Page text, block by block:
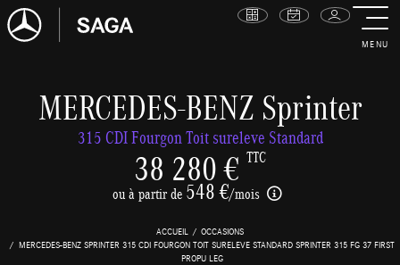
MENU
MERCEDES-BENZ Sprinter
315 CDI Fourgon Toit sureleve Standard
38 280 € TTC
ou à partir de 548 €/mois
ACCUEIL
OCCASIONS
MERCEDES-BENZ SPRINTER 315 CDI FOURGON TOIT SURELEVE STANDARD SPRINTER 315 FG 37 FIRST
PROPU LEG